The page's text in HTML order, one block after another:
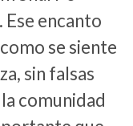
encanto
se siente
sin falsas
comunidad